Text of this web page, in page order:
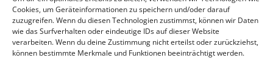
Cookies, um Geräteinformationen zu speichern und/oder darauf
zuzugreifen. Wenn du diesen Technologien zustimmst, können wir Daten
wie das Surfverhalten oder eindeutige IDs auf dieser Website
verarbeiten. Wenn du deine Zustimmung nicht erteilst oder zurückziehst,
können bestimmte Merkmale und Funktionen beeinträchtigt werden.
zu gewährleisten. Die professionelle
Beseitigung von Schnee und Eis auf Straßen,
Gehwegen und öffentlichen Plätzen ist
entscheidend, um Unfälle und Verzögerungen